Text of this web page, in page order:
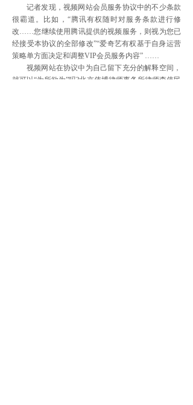
记者发现，视频网站会员服务协议中的不少条款
很霸道。比如，“腾讯有权随时对服务条款进行修
改……您继续使用腾讯提供的视频服务，则视为您已
经接受本协议的全部修改”“爱奇艺有权基于自身运营
策略单方面决定和调整VIP会员服务内容” ……
视频网站在协议中为自己留下充分的解释空间，
就可以“为所欲为”吗?北京伟博律师事务所律师李伟民